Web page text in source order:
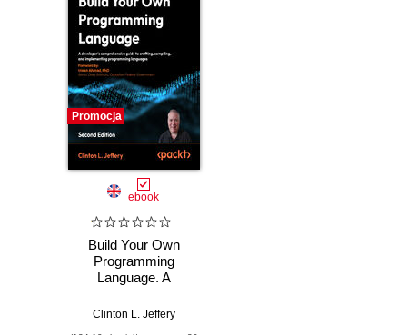
Promocja
ebook
Build Your Own
Programming
Language. A
guide to designing
Clinton L. Jeffery